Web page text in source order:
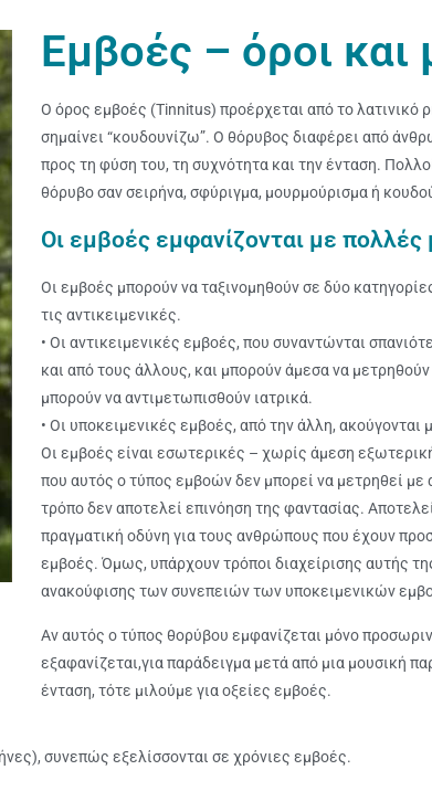
Εμβοές – όροι και
Ο όρος εμβοές (Tinnitus) προέρχεται από το λατινικό
σημαίνει “κουδουνίζω”. Ο θόρυβος διαφέρει από
προς τη φύση του, τη συχνότητα και την ένταση.
θόρυβο σαν σειρήνα, σφύριγμα, μουρμούρισμα ή
Οι εμβοές εμφανίζονται με
Οι εμβοές μπορούν να ταξινομηθούν σε δύο
τις αντικειμενικές.
• Οι αντικειμενικές εμβοές, που συναντώνται
και από τους άλλους, και μπορούν άμεσα να μετρηθούν
μπορούν να αντιμετωπισθούν ιατρικά.
• Οι υποκειμενικές εμβοές, από την άλλη, ακούγονται
Οι εμβοές είναι εσωτερικές – χωρίς άμεση
που αυτός ο τύπος εμβοών δεν μπορεί να μετρηθεί με
τρόπο δεν αποτελεί επινόηση της φαντασίας.
πραγματική οδύνη για τους ανθρώπους που έχουν
εμβοές. Όμως, υπάρχουν τρόποι διαχείρισης αυτής
ανακούφισης των συνεπειών των υποκειμενικών
Αν αυτός ο τύπος θορύβου εμφανίζεται μόνο
εξαφανίζεται,για παράδειγμα μετά από μια μουσική
ένταση, τότε μιλούμε για οξείες εμβοές.
συνεπώς εξελίσσονται σε χρόνιες εμβοές.